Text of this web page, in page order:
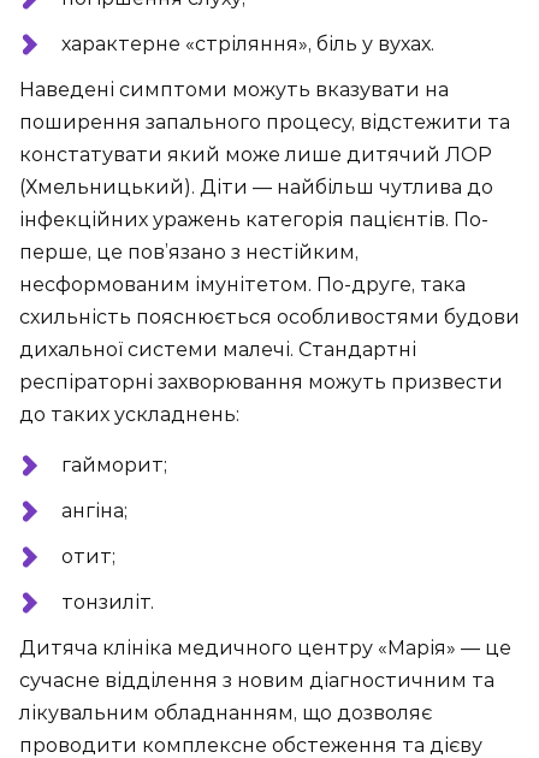
характерне «стріляння», біль у вухах.
Наведені симптоми можуть вказувати на
поширення запального процесу, відстежити та
констатувати який може лише дитячий ЛОР
(Хмельницький). Діти — найбільш чутлива до
інфекційних уражень категорія пацієнтів. По-
перше, це пов’язано з нестійким,
несформованим імунітетом. По-друге, така
схильність пояснюється особливостями будови
дихальної системи малечі. Стандартні
респіраторні захворювання можуть призвести
до таких ускладнень:
гайморит;
ангіна;
отит;
тонзиліт.
Дитяча клініка медичного центру «Марія» — це
сучасне відділення з новим діагностичним та
лікувальним обладнанням, що дозволяє
проводити комплексне обстеження та дієву